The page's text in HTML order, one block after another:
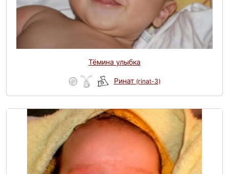
Тёмина улыбка
Ринат (rinat-3)